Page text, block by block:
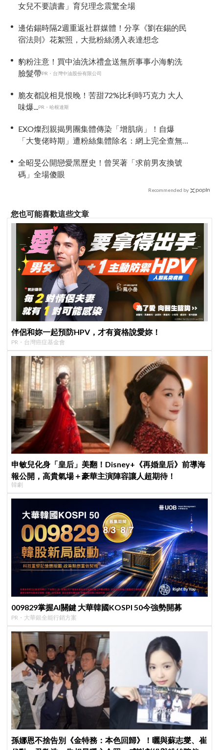
女兒不要讀書」育兒理念震驚全場
邊佑錫時隔2週重返社群媒體！分享《劉在錫的民
宿法則》花絮照，大批粉絲湧入表達想念
豹粉注意！買中油洗沐禮盒送無所事事小海豹洗
臉髮帶PR・台灣中油股份有限公司
脆友都說相見恨晚！苦甜72%比利時巧克力 大人
味爆...PR・哈根達斯
EXO燦烈親揭男團集體傳染「增肌病」！自爆
「大隻佬時期」遭粉絲集體除名：網上完全查無
全昭旻公開戀愛黑歷史！曾哭著「求前男友換號
碼」全場傻眼
Recommended by
您也可能喜歡這些文章
伴侶和妳一起預防HPV，才有資格說愛妳！
PR・台灣癌症基金會
申敏兒化身「皇后」美翻！Disney+《再婚皇后》前導海
報公開，高貴氣場＋豪華主演陣容讓人超期待！
韓劇
009829掌握AI關鍵 大華韓國KOSPI 50今強勢開募
PR・大華銀全能行銷方案
孫娜恩不捨告別《金特務：本色回歸》！曬與蘇志燮、崔